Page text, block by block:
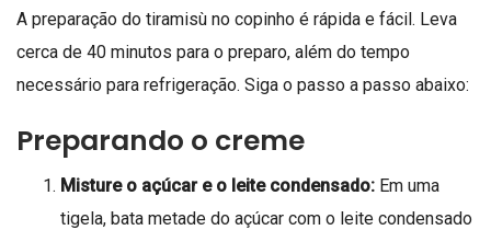
A preparação do tiramisù no copinho é rápida e fácil. Leva
cerca de 40 minutos para o preparo, além do tempo
necessário para refrigeração. Siga o passo a passo abaixo:
Preparando o creme
Misture o açúcar e o leite condensado: Em uma
tigela, bata metade do açúcar com o leite condensado